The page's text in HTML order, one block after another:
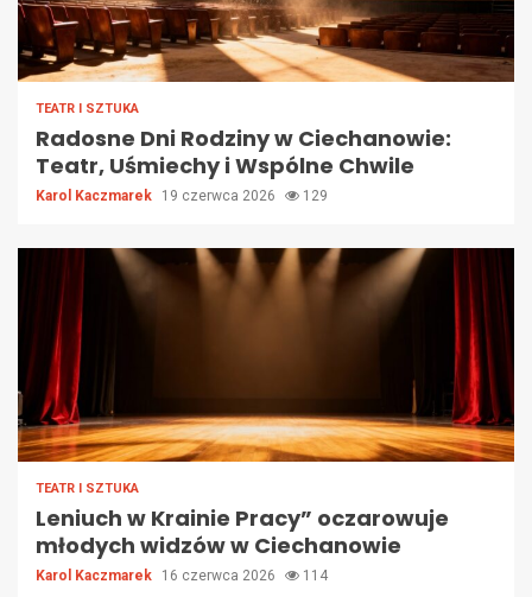
TEATR I SZTUKA
Radosne Dni Rodziny w Ciechanowie:
Teatr, Uśmiechy i Wspólne Chwile
Karol Kaczmarek 19 czerwca 2026 129
TEATR I SZTUKA
Leniuch w Krainie Pracy” oczarowuje
młodych widzów w Ciechanowie
Karol Kaczmarek 16 czerwca 2026 114